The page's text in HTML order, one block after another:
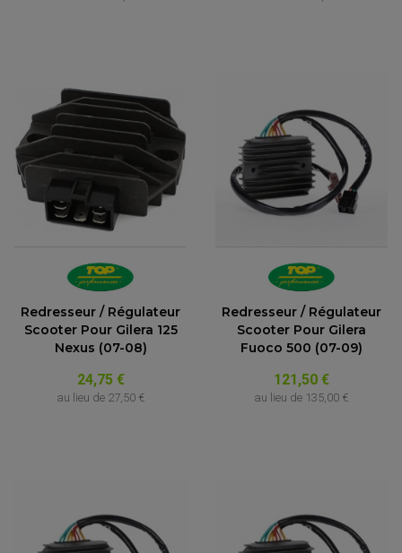
Redresseur / Régulateur
Scooter Pour Gilera 125
Nexus (07-08)
24,75 €
au lieu de 27,50 €
Redresseur / Régulateur
Scooter Pour Gilera
Fuoco 500 (07-09)
121,50 €
au lieu de 135,00 €